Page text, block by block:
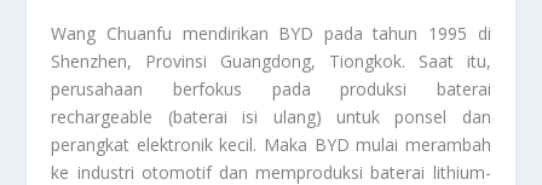
Wang Chuanfu mendirikan BYD pada tahun 1995 di
Shenzhen, Provinsi Guangdong, Tiongkok. Saat itu,
perusahaan berfokus pada produksi baterai
rechargeable (baterai isi ulang) untuk ponsel dan
perangkat elektronik kecil. Maka BYD mulai merambah
ke industri otomotif dan memproduksi baterai lithium-